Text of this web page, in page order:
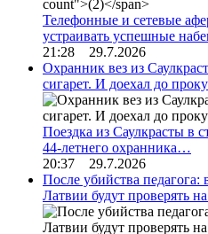
Телефонные и сетевые
устраивать успешные
21:28 29.7.2026
Охранник вез из
сигарет. И доехал до
Поездка из Саулкрасты в
44-летнего охранника…
20:37 29.7.2026
После убийства
Латвии будут проверять